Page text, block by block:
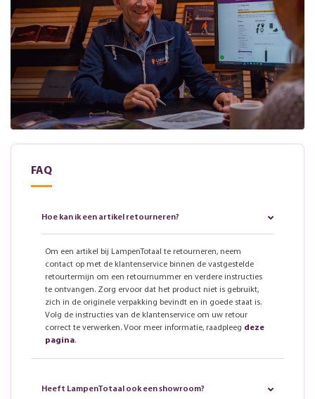
FAQ
Hoe kan ik een artikel retourneren?
Om een artikel bij LampenTotaal te retourneren, neem
contact op met de klantenservice binnen de vastgestelde
retourtermijn om een retournummer en verdere instructies
te ontvangen. Zorg ervoor dat het product niet is gebruikt,
zich in de originele verpakking bevindt en in goede staat is.
Volg de instructies van de klantenservice om uw retour
correct te verwerken. Voor meer informatie, raadpleeg deze
pagina.
Heeft LampenTotaal ook een showroom?